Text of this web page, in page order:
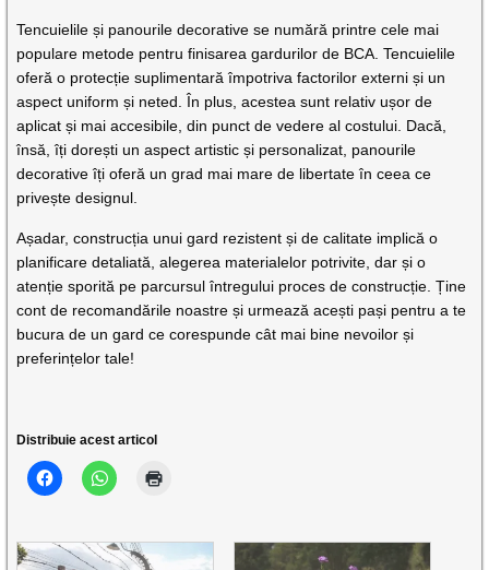
Tencuielile și panourile decorative se numără printre cele mai
populare metode pentru finisarea gardurilor de BCA. Tencuielile
oferă o protecție suplimentară împotriva factorilor externi și un
aspect uniform și neted. În plus, acestea sunt relativ ușor de
aplicat și mai accesibile, din punct de vedere al costului. Dacă,
însă, îți dorești un aspect artistic și personalizat, panourile
decorative îți oferă un grad mai mare de libertate în ceea ce
privește designul.
Așadar, construcția unui gard rezistent și de calitate implică o
planificare detaliată, alegerea materialelor potrivite, dar și o
atenție sporită pe parcursul întregului proces de construcție. Ține
cont de recomandările noastre și urmează acești pași pentru a te
bucura de un gard ce corespunde cât mai bine nevoilor și
preferințelor tale!
Distribuie acest articol